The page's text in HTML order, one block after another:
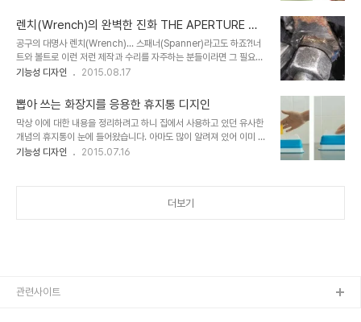
서 그..
도 하기 때문입니다. 말하자면 그때 본질은 변한 것이라 할 수 있을 겁
니다. 본질의 왜곡과 변형, 우리가 답이라고 생각하는 건... 자바라라고
알려진 이러한 형태의 디자인은 용도는 달라도 용도에 이용되는 목적
은 동일하지 않을까 싶은데... -또 그러고 보니 자바라 디자인은 누가
처음 한건지.. 정말 대단한 발상이었다는 것이 새롭게 와 닿습니다.-
또다시 "왜 이걸 생각하지 못..
렌치(Wrench)의 완벽한 진화 THE APERTURE W
RENCH
공구의 대명사 렌치(Wrench)... 스패너(Spanner)라고도 하죠?!너
트와 볼트로 이런 저런 제작과 수리를 자주하는 분들이라면 그 필요성
과 효용성을 잘 아실 겁니다. 하지만 으례 그런 것이라 생각해서 약간
는 모르겠으나... 우선 너트나 볼트를 조이기 위해 렌치(Wrench)의
조임새 부분을 크기에 맞게 조절해야 하는 번로움은 기본입니다. 그나
마도 한번에 맞추면 다행입니다. 근데, 결정적으로 -조임새 부분의 크
기를 조절할 수 있는- 렌치(Wrench)의 구조상 너트나 볼트 전체면
을 감쌀 수 없으므로 종종 너트와 볼트가 제대로 조여지지 않는 헛돔
기능성 디자인 2015.08.17
뽑아 쓰는 화장지를 응용한 휴지통 디지인
막상 이에 대한 내용을 정리하려고 하니 집에서 사용하고 있던 유사한
개념의 휴지통이 눈에 들어왔습니다. 아마도 많이 알려져 있어 이미 사
용하고 있으시거나 그렇지 않더라도 대부분 알고는 계실 것 같습니다.
만.. 어쨌든 사용하기 위한 편리성에서 만큼은 참 괜찮은 아이디어 상
기능성 디자인 2015.07.16
더보기
관련사이트